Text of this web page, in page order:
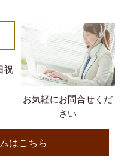
お気軽にお問合せくだ
さい
祝
はこちら